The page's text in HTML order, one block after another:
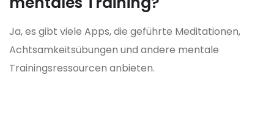
Ja, es gibt viele Apps, die geführte Meditationen,
Achtsamkeitsübungen und andere mentale
Trainingsressourcen anbieten.